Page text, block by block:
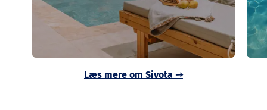
Læs mere om Sivota ➙